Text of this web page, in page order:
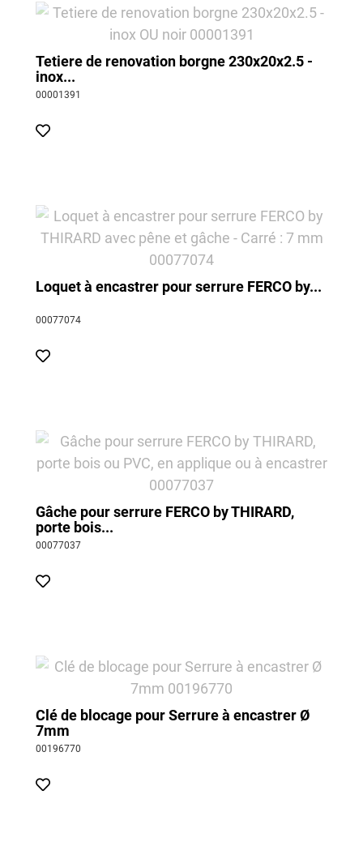
Tetiere de renovation borgne 230x20x2.5 -
inox...
00001391
Loquet à encastrer pour serrure FERCO by...
00077074
Gâche pour serrure FERCO by THIRARD,
porte bois...
00077037
Clé de blocage pour Serrure à encastrer Ø
7mm
00196770